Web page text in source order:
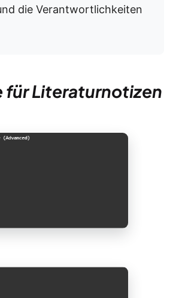
die Verantwortlichkeiten
für Literaturnotizen